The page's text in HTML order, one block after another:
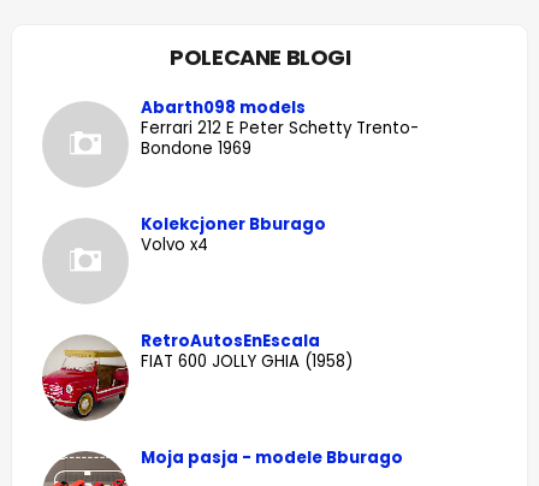
POLECANE BLOGI
Abarth098 models
Ferrari 212 E Peter Schetty Trento-
Bondone 1969
Kolekcjoner Bburago
Volvo x4
RetroAutosEnEscala
FIAT 600 JOLLY GHIA (1958)
Moja pasja - modele Bburago